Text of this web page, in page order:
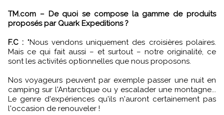
TM.com – De quoi se compose la gamme de produits
proposés par Quark Expeditions ?
F.C : "Nous vendons uniquement des croisières polaires.
Mais ce qui fait aussi – et surtout – notre originalité, ce
sont les activités optionnelles que nous proposons.
Nos voyageurs peuvent par exemple passer une nuit en
camping sur l'Antarctique ou y escalader une montagne...
Le genre d'expériences qu'ils n'auront certainement pas
l'occasion de renouveler !